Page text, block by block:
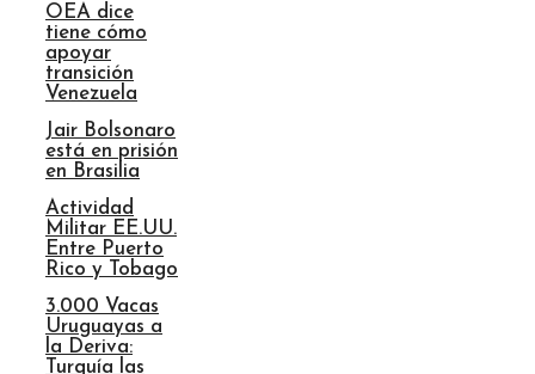
OEA dice
tiene cómo
apoyar
transición
Venezuela
Jair Bolsonaro
está en prisión
en Brasilia
Actividad
Militar EE.UU.
Entre Puerto
Rico y Tobago
3.000 Vacas
Uruguayas a
la Deriva:
Turquía las